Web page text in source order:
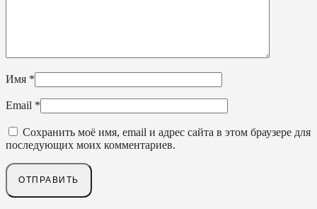
Имя *
Email *
Сохранить моё имя, email и адрес сайта в этом браузере для
последующих моих комментариев.